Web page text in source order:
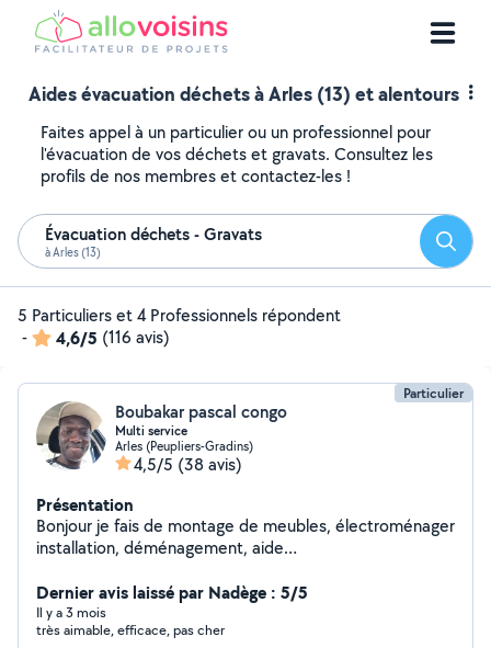
Aides évacuation déchets à Arles (13) et alentours
Faites appel à un particulier ou un professionnel pour
l'évacuation de vos déchets et gravats. Consultez les
profils de nos membres et contactez-les !
Évacuation déchets - Gravats
à Arles (13)
5 Particuliers et 4 Professionnels répondent
-
4,6/5 (116 avis)
Particulier
Boubakar pascal congo
Multi service
Arles (Peupliers-Gradins)
4,5/5 (38 avis)
Présentation
Bonjour je fais de montage de meubles, électroménager
installation, déménagement, aide
professionnel, je suis spécialisé dsns la couture , des
retouches , ourlets , toutes retouches , spécialisé en
haute couture, révision de machine à coudre et
Dernier avis laissé par Nadège : 5/5
Il y a 3 mois
très aimable, efficace, pas cher